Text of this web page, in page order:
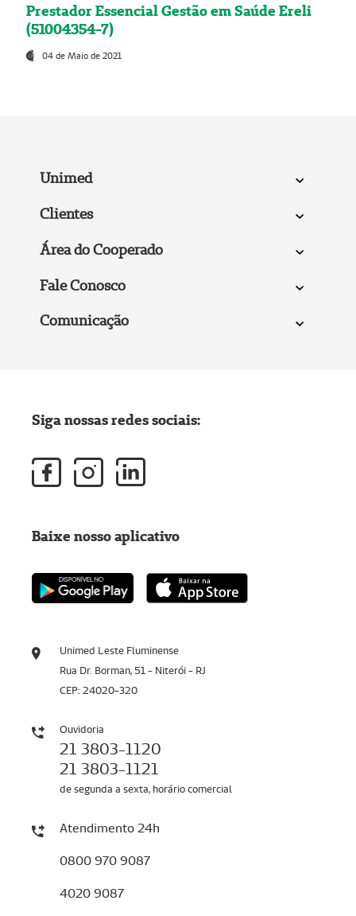
Prestador Essencial Gestão em Saúde Ereli
(51004354-7)
04 de Maio de 2021
Unimed
Clientes
Área do Cooperado
Fale Conosco
Comunicação
Unimed Leste Fluminense
Rua Dr. Borman, 51 - Niterói - RJ
CEP: 24020-320
Ouvidoria
21 3803-1120
21 3803-1121
de segunda a sexta, horário comercial
Atendimento 24h
0800 970 9087
4020 9087
Siga nossas redes sociais:
Baixe nosso aplicativo